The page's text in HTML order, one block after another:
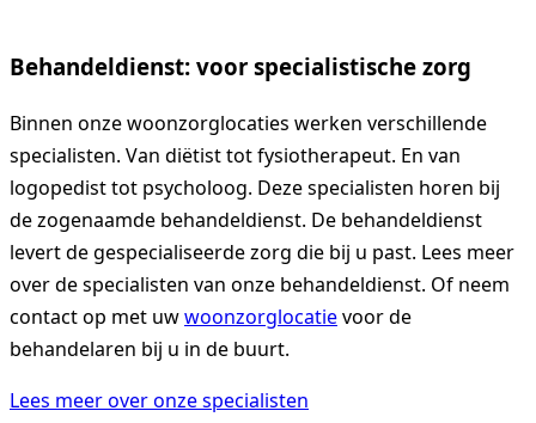
Behandeldienst: voor specialistische zorg
Binnen onze woonzorglocaties werken verschillende
specialisten. Van diëtist tot fysiotherapeut. En van
logopedist tot psycholoog. Deze specialisten horen bij
de zogenaamde behandeldienst. De behandeldienst
levert de gespecialiseerde zorg die bij u past. Lees meer
over de specialisten van onze behandeldienst. Of neem
contact op met uwwoonzorglocatievoor de
behandelaren bij u in de buurt.
Lees meer over onze specialisten